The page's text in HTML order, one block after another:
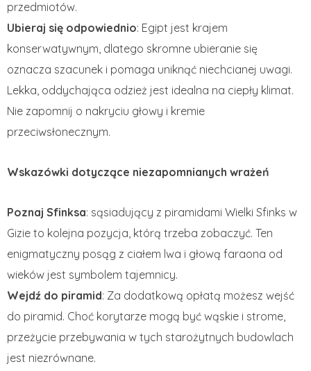
przedmiotów.
Ubieraj się odpowiednio: Egipt jest krajem
konserwatywnym, dlatego skromne ubieranie się
oznacza szacunek i pomaga uniknąć niechcianej uwagi.
Lekka, oddychająca odzież jest idealna na ciepły klimat.
Nie zapomnij o nakryciu głowy i kremie
przeciwsłonecznym.
Wskazówki dotyczące niezapomnianych wrażeń
Poznaj Sfinksa: sąsiadujący z piramidami Wielki Sfinks w
Gizie to kolejna pozycja, którą trzeba zobaczyć. Ten
enigmatyczny posąg z ciałem lwa i głową faraona od
wieków jest symbolem tajemnicy.
Wejdź do piramid: Za dodatkową opłatą możesz wejść
do piramid. Choć korytarze mogą być wąskie i strome,
przeżycie przebywania w tych starożytnych budowlach
jest niezrównane.